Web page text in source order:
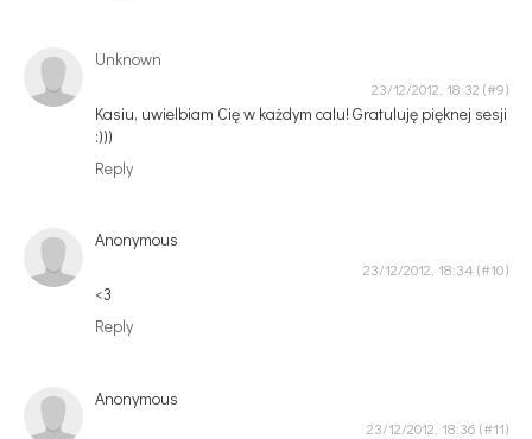
Unknown
23/12/2012, 18:32
Kasiu, uwielbiam Cię w każdym calu! Gratuluję pięknej sesji
:)))
Reply
Anonymous
23/12/2012, 18:34
<3
Reply
Anonymous
23/12/2012, 18:36